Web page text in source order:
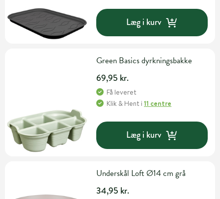
Læg i kurv
Green Basics dyrkningsbakke
69,95 kr.
Få leveret
Klik & Hent i11 centre
Læg i kurv
Underskål Loft Ø14 cm grå
34,95 kr.